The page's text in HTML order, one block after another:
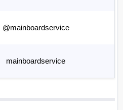
@mainboardservice
mainboardservice